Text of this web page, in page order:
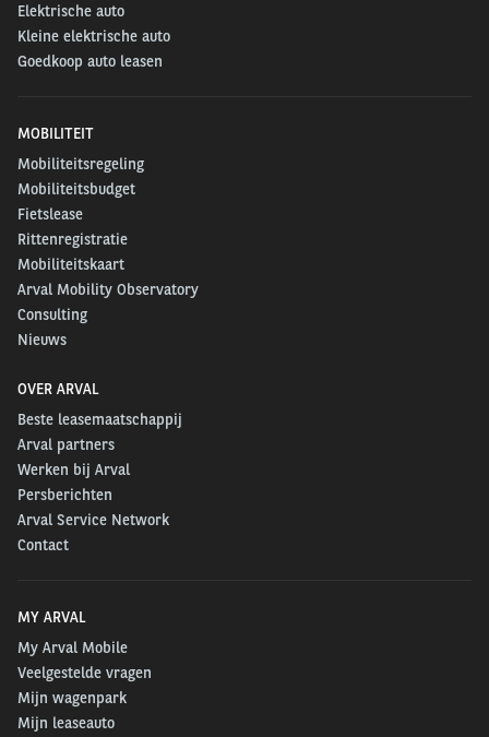
Elektrische auto
Kleine elektrische auto
Goedkoop auto leasen
MOBILITEIT
Mobiliteitsregeling
Mobiliteitsbudget
Fietslease
Rittenregistratie
Mobiliteitskaart
Arval Mobility Observatory
Consulting
Nieuws
OVER ARVAL
Beste leasemaatschappij
Arval partners
Werken bij Arval
Persberichten
Arval Service Network
Contact
MY ARVAL
My Arval Mobile
Veelgestelde vragen
Mijn wagenpark
Mijn leaseauto